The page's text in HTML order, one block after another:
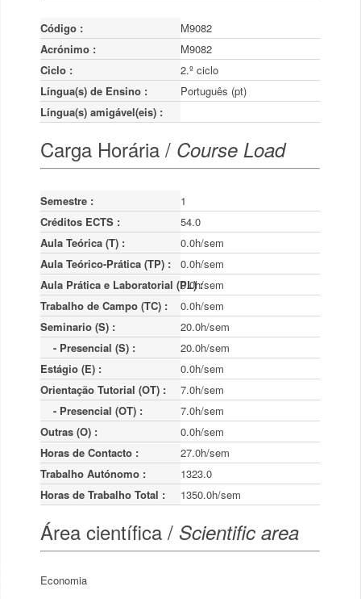
Código :
M9082
Acrónimo :
M9082
Ciclo :
2.º ciclo
Língua(s) de Ensino :
Português (pt)
Língua(s) amigável(eis) :
Carga Horária / Course Load
Semestre :
1
Créditos ECTS :
54.0
Aula Teórica (T) :
0.0h/sem
Aula Teórico-Prática (TP) :
0.0h/sem
Aula Prática e Laboratorial (PL) :0.0h/sem
Trabalho de Campo (TC) :
0.0h/sem
Seminario (S) :
20.0h/sem
    - Presencial (S) :
20.0h/sem
Estágio (E) :
0.0h/sem
Orientação Tutorial (OT) :
7.0h/sem
    - Presencial (OT) :
7.0h/sem
Outras (O) :
0.0h/sem
Horas de Contacto :
27.0h/sem
Trabalho Autónomo :
1323.0
Horas de Trabalho Total :
1350.0h/sem
Área científica / Scientific area
Economia